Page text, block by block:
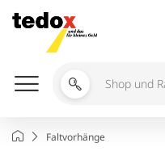
Inhalt
springen
Shop
durchsuchen
StartseiteFaltvorhänge